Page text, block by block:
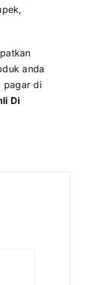
anda
pagar di
Di